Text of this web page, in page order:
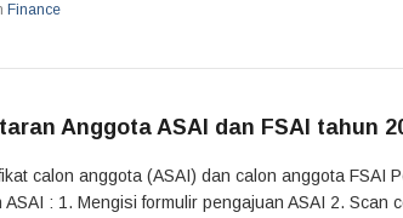
Finance
Anggota ASAI dan FSAI tahun
calon anggota (ASAI) dan calon anggota FSAI
ASAI : 1. Mengisi formulir pengajuan ASAI 2.